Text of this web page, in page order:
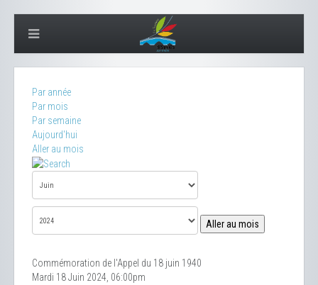
Par année
Par mois
Par semaine
Aujourd'hui
Aller au mois
Aller au mois
Commémoration de l'Appel du 18 juin 1940
Mardi 18 Juin 2024, 06:00pm